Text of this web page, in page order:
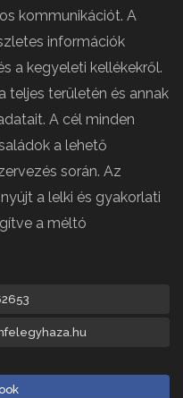
kommunikációt. A
információk
a kegyeleti kellékekről.
teljes területén és annak
A cél minden
a lehető
során. Az
a lelki és gyakorlati
a méltó